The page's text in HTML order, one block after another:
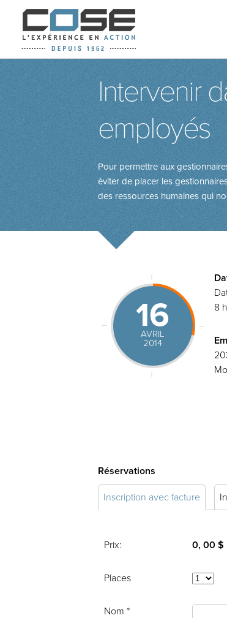
Intervenir
employés
Pour permettre aux
éviter de placer les
des ressources humaines qui
16
AVRIL
2014
8
Réservations
Inscription avec facture
Prix: 0, 00 $
Places
Nom *